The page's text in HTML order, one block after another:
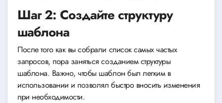
Шаг 2: Создайте структуру
шаблона
После того как вы собрали список самых частых
запросов, пора заняться созданием структуры
шаблона. Важно, чтобы шаблон был легким в
использовании и позволял быстро вносить изменения
при необходимости.